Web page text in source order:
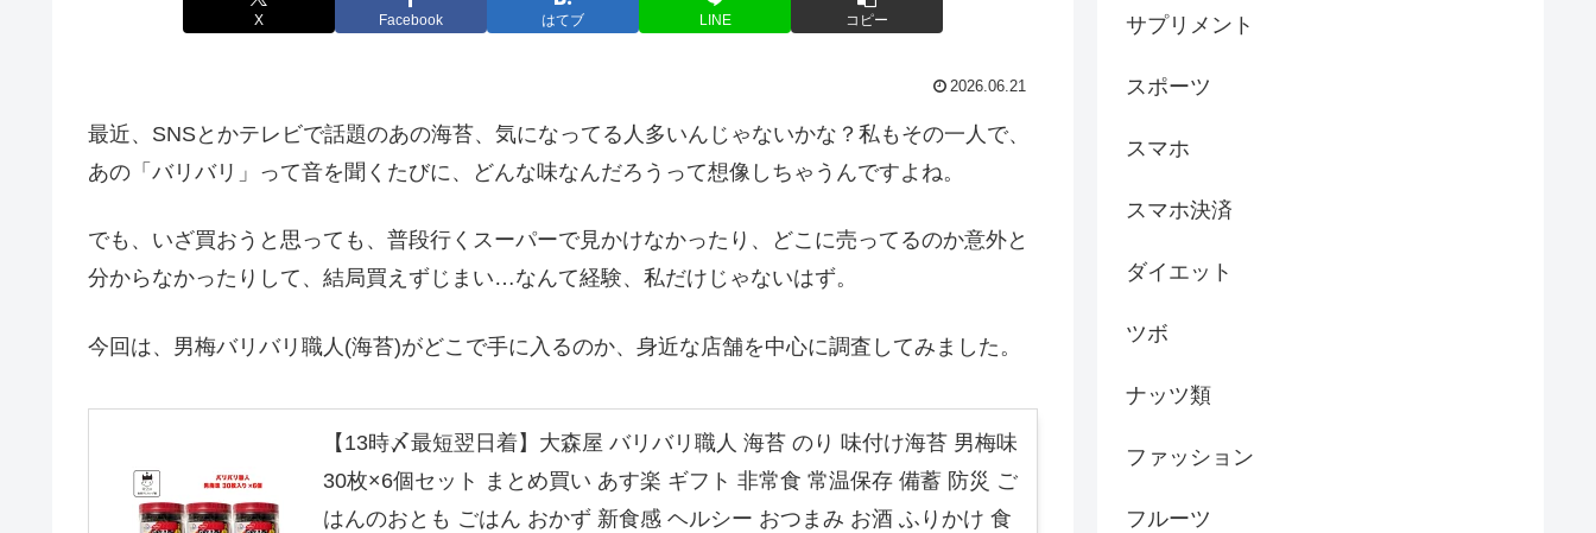
X Facebook はてブ LINE コピー
2026.06.21
最近、SNSとかテレビで話題のあの海苔、気になってる人多いんじゃないかな？私もその一人で、
あの「バリバリ」って音を聞くたびに、どんな味なんだろうって想像しちゃうんですよね。
でも、いざ買おうと思っても、普段行くスーパーで見かけなかったり、どこに売ってるのか意外と
分からなかったりして、結局買えずじまい…なんて経験、私だけじゃないはず。
今回は、男梅バリバリ職人(海苔)がどこで手に入るのか、身近な店舗を中心に調査してみました。
【13時〆最短翌日着】大森屋 バリバリ職人 海苔 のり 味付け海苔 男梅味
30枚×6個セット まとめ買い あす楽 ギフト 非常食 常温保存 備蓄 防災 ご
はんのおとも ごはん おかず 新食感 ヘルシー おつまみ お酒 ふりかけ 食
サプリメント
スポーツ
スマホ
スマホ決済
ダイエット
ツボ
ナッツ類
ファッション
フルーツ